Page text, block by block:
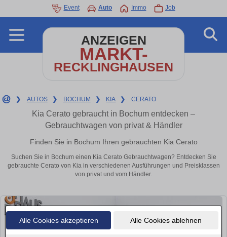
Alle Cookies akzeptieren Alle Cookies ablehnen
Event Auto Immo Job
ANZEIGEN
MARKT-
RECKLINGHAUSEN
❯ AUTOS ❯ BOCHUM ❯ KIA ❯ CERATO
Kia Cerato gebraucht in Bochum entdecken –
Gebrauchtwagen von privat & Händler
Finden Sie in Bochum Ihren gebrauchten Kia Cerato
Suchen Sie in Bochum einen Kia Cerato Gebrauchtwagen? Entdecken Sie
gebrauchte Cerato von Kia in verschiedenen Ausführungen und Preisklassen
von privat und vom Händler.